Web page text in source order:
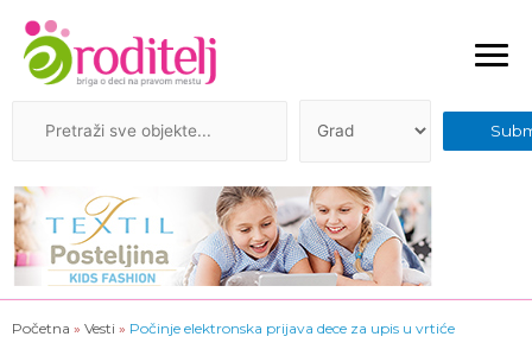
Početna » Vesti » Počinje elektronska prijava dece za upis u vrtiće